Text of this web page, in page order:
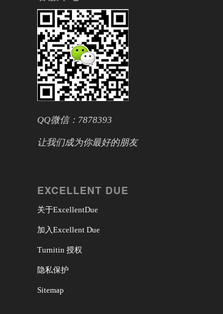
QQ微信：7878393
让我们成为你最好的朋友
EXCELLENT DUE
关于ExcellentDue
加入Excellent Due
Turnitin 授权
隐私保护
Sitemap